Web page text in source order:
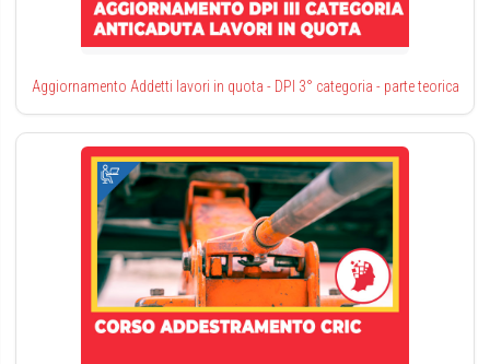
Aggiornamento Addetti lavori in quota - DPI 3° categoria - parte teorica